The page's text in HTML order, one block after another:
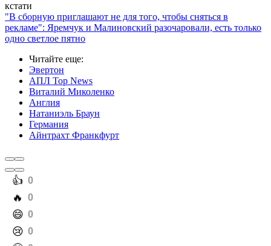
кстати
"В сборную приглашают не для того, чтобы сняться в
рекламе": Яремчук и Малиновский разочаровали, есть только
одно светлое пятно
Читайте еще:
Эвертон
АПЛ Top News
Виталий Миколенко
Англия
Натаниэль Браун
Германия
Айнтрахт Франкфурт
️👍 0
️🔥 0
️😄 0
️😢 0